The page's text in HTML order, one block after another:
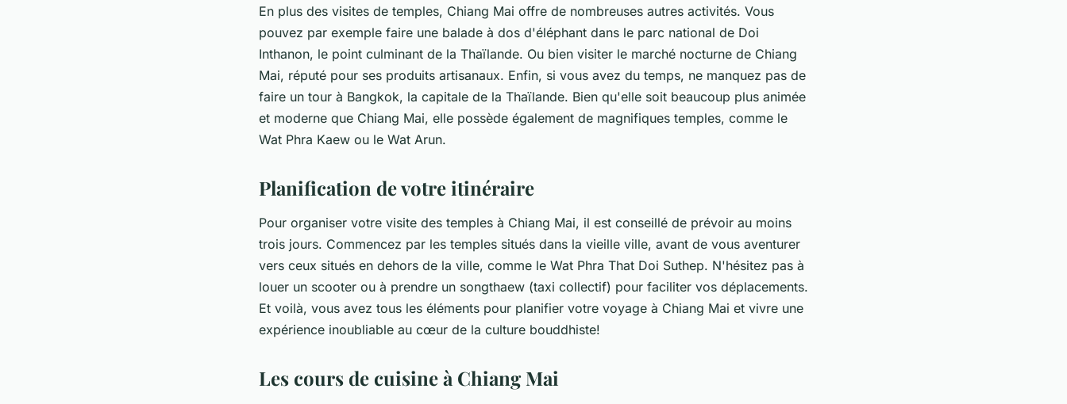
En plus des visites de temples, Chiang Mai offre de nombreuses autres activités. Vous
pouvez par exemple faire une balade à dos d'éléphant dans le parc national de Doi
Inthanon, le point culminant de la Thaïlande. Ou bien visiter le marché nocturne de Chiang
Mai, réputé pour ses produits artisanaux. Enfin, si vous avez du temps, ne manquez pas de
faire un tour à Bangkok, la capitale de la Thaïlande. Bien qu'elle soit beaucoup plus animée
et moderne que Chiang Mai, elle possède également de magnifiques temples, comme le
Wat Phra Kaew ou le Wat Arun.
Planification de votre itinéraire
Pour organiser votre visite des temples à Chiang Mai, il est conseillé de prévoir au moins
trois jours. Commencez par les temples situés dans la vieille ville, avant de vous aventurer
vers ceux situés en dehors de la ville, comme le Wat Phra That Doi Suthep. N'hésitez pas à
louer un scooter ou à prendre un songthaew (taxi collectif) pour faciliter vos déplacements.
Et voilà, vous avez tous les éléments pour planifier votre voyage à Chiang Mai et vivre une
expérience inoubliable au cœur de la culture bouddhiste!
Les cours de cuisine à Chiang Mai